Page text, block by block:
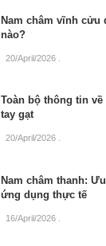
Nam châm vĩnh
nào?
20/April/2026 .
Toàn bộ thông tin
tay gạt
20/April/2026
Nam châm thanh:
ứng dụng thực tế
16/April/2026